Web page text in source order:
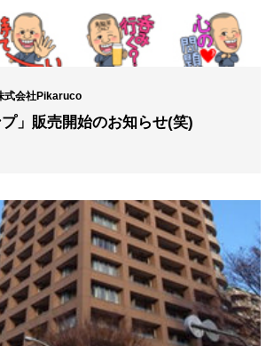
式会社Pikaruco
プ」販売開始のお知らせ(笑)